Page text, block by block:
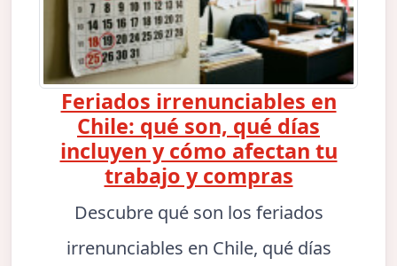
Feriados irrenunciables en
Chile: qué son, qué días
incluyen y cómo afectan tu
trabajo y compras
Descubre qué son los feriados
irrenunciables en Chile, qué días